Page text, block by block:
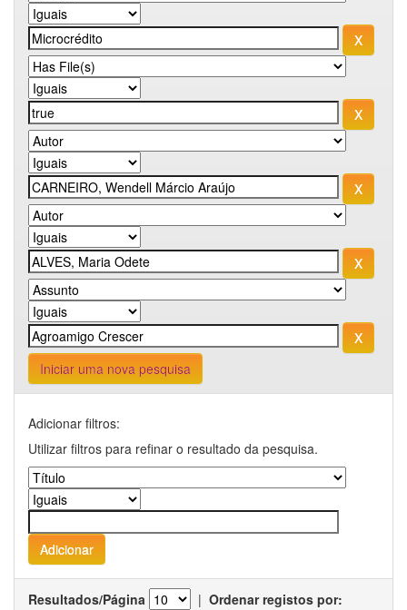
Iniciar uma nova pesquisa
Adicionar filtros:
Utilizar filtros para refinar o resultado da pesquisa.
Resultados/Página | Ordenar registos por: